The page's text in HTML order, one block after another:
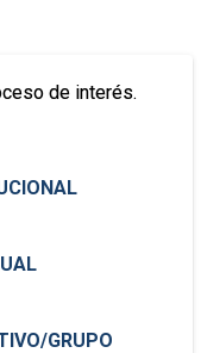
de interés.
GRUPO